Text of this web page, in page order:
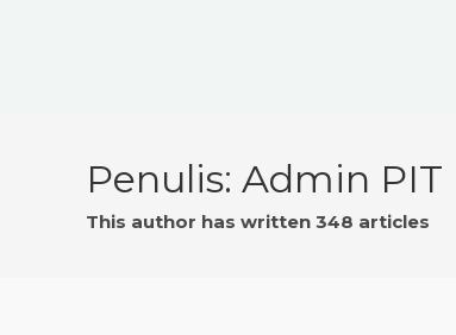
Penulis: Admin PIT
This author has written 348 articles